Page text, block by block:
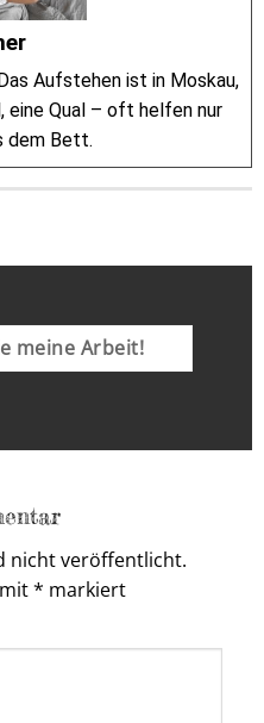
Aufstehen ist in Moskau,
eine Qual – oft helfen nur
dem Bett.
meine Arbeit!
nicht veröffentlicht.
* markiert